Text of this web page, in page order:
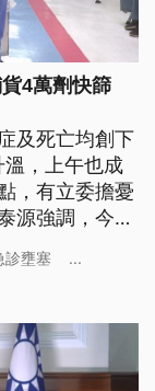
4萬劑快篩
及死亡均創下
，上午也成
，有立委擔憂
源強調，今
好，不會重演
診壅塞 ...